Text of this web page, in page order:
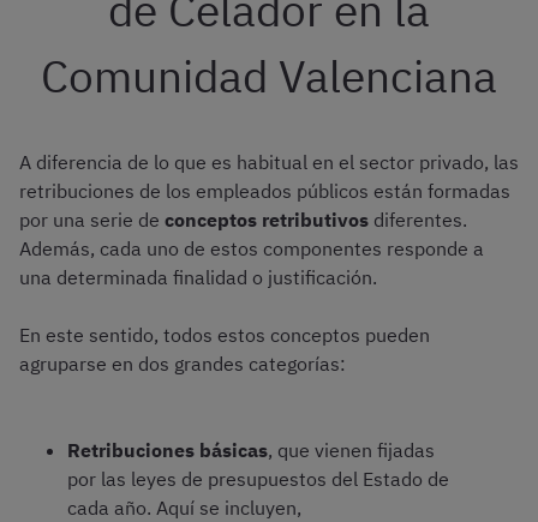
Comunidad Valenciana
A diferencia de lo que es habitual en el sector privado, las
retribuciones de los empleados públicos están formadas
por una serie de conceptos retributivos diferentes.
Además, cada uno de estos componentes responde a
una determinada finalidad o justificación.
En este sentido, todos estos conceptos pueden
agruparse en dos grandes categorías:
Retribuciones básicas, que vienen fijadas
por las leyes de presupuestos del Estado de
cada año. Aquí se incluyen,